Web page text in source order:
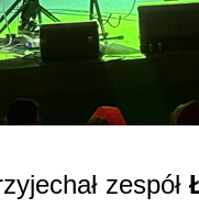
zespół